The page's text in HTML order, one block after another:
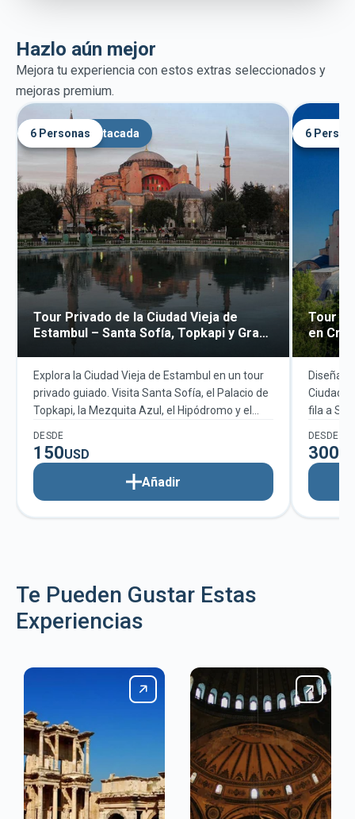
Hazlo aún mejor
Mejora tu experiencia con estos extras seleccionados y
mejoras premium.
Mejora destacada
6 Personas
Tour Privado de la Ciudad Vieja de
Estambul – Santa Sofía, Topkapi y Gran
Explora la Ciudad Vieja de Estambul en un tour
privado guiado. Visita Santa Sofía, el Palacio de
Topkapi, la Mezquita Azul, el Hipódromo y el
personalizado.
DESDE
150USD
Añadir
6
Tour
en
Ciudad
Ciudad
fila a
a tu
DESDE
300
Te Pueden Gustar Estas
Experiencias